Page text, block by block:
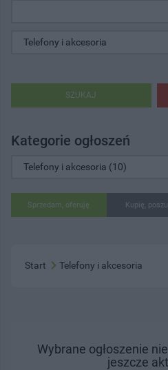
SZUKAJ
Kategorie ogłoszeń
Sprzedam, oferuję Kupię,
Start Telefony i akcesoria
Wybrane ogłoszenie
jeszcze